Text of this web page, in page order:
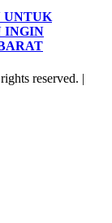
UNTUK
INGIN
reserved. |